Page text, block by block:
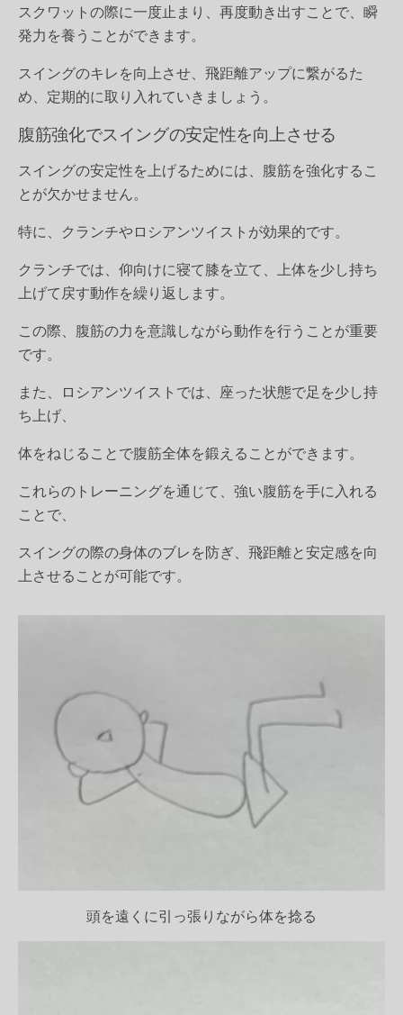
スクワットの際に一度止まり、再度動き出すことで、瞬
発力を養うことができます。
スイングのキレを向上させ、飛距離アップに繋がるた
め、定期的に取り入れていきましょう。
腹筋強化でスイングの安定性を向上させる
スイングの安定性を上げるためには、腹筋を強化するこ
とが欠かせません。
特に、クランチやロシアンツイストが効果的です。
クランチでは、仰向けに寝て膝を立て、上体を少し持ち
上げて戻す動作を繰り返します。
この際、腹筋の力を意識しながら動作を行うことが重要
です。
また、ロシアンツイストでは、座った状態で足を少し持
ち上げ、
体をねじることで腹筋全体を鍛えることができます。
これらのトレーニングを通じて、強い腹筋を手に入れる
ことで、
スイングの際の身体のブレを防ぎ、飛距離と安定感を向
上させることが可能です。
頭を遠くに引っ張りながら体を捻る